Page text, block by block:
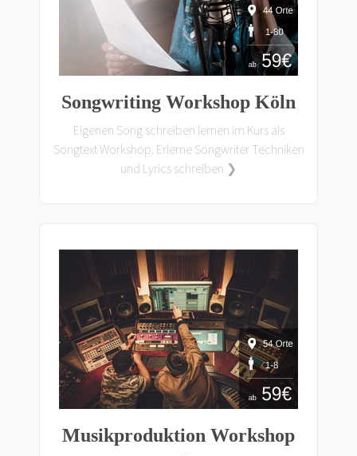
Songwriting Workshop Köln
Eigenen Song schreiben lernen im Kurs als
Songtext Workshop. Erlerne Songwriter Techniken
und Lyrics schreiben ❯
Musikproduktion Workshop